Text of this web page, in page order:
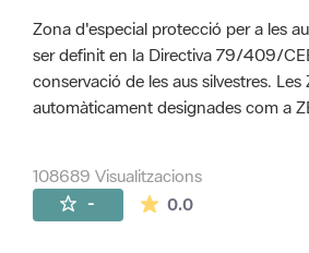
Zona d'especial protecció per a les
ser definit en la Directiva 79/409/
conservació de les aus silvestres. Les
automàticament designades com a
108689 Visualitzacions
- 0.0La mitjana de